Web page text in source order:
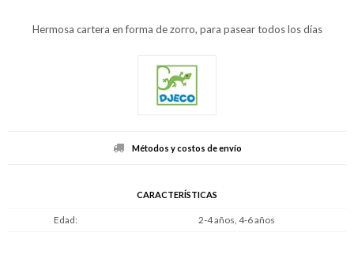
Hermosa cartera en forma de zorro, para pasear todos los días
Métodos y costos de envío
CARACTERÍSTICAS
Edad 2-4 años, 4-6 años